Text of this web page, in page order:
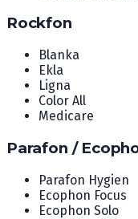
Rockfon
Blanka
Ekla
Ligna
Color All
Medicare
Parafon /
Parafon Hygien
Ecophon Focus
Ecophon Solo